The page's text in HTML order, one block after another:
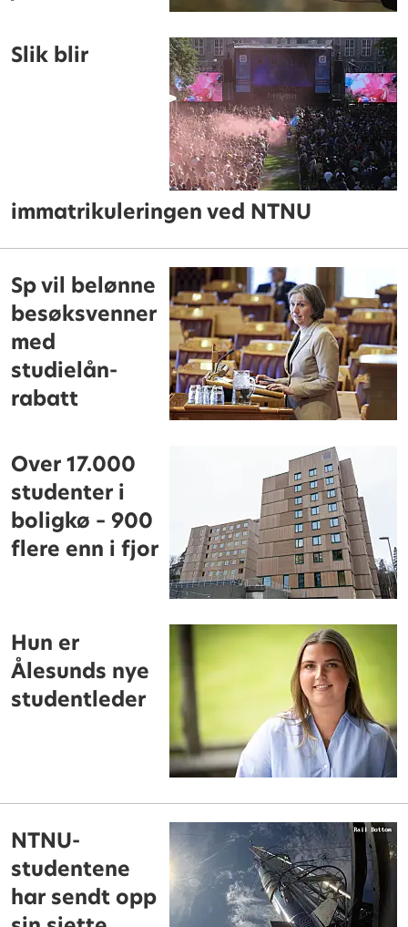
Slik blir
immatrikuleringen ved NTNU
Sp vil belønne
besøksvenner
med
studielån-
rabatt
Over 17.000
studenter i
boligkø – 900
flere enn i fjor
Hun er
Ålesunds nye
studentleder
NTNU-
studentene
har sendt opp